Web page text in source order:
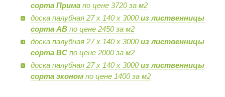
сорта Примапо цене 3720 за м2
доска палубная 27 х 140 х 3000из лиственницы
сорта ABпо цене 2450 за м2
доска палубная 27 х 140 х 3000из лиственницы
сорта BCпо цене 2000 за м2
доска палубная 27 х 140 х 3000из лиственницы
сорта эконом по цене 1400 за м2